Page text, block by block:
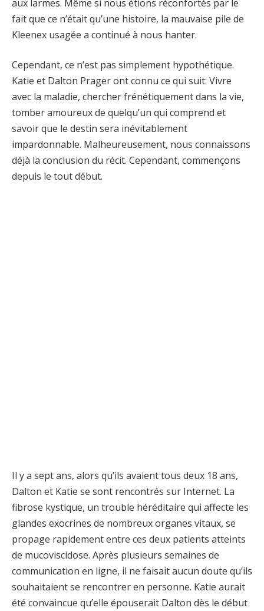
aux larmes. Même si nous étions réconfortés par le
fait que ce n’était qu’une histoire, la mauvaise pile de
Kleenex usagée a continué à nous hanter.
Cependant, ce n’est pas simplement hypothétique.
Katie et Dalton Prager ont connu ce qui suit: Vivre
avec la maladie, chercher frénétiquement dans la vie,
tomber amoureux de quelqu’un qui comprend et
savoir que le destin sera inévitablement
impardonnable. Malheureusement, nous connaissons
déjà la conclusion du récit. Cependant, commençons
depuis le tout début.
Il y a sept ans, alors qu’ils avaient tous deux 18 ans,
Dalton et Katie se sont rencontrés sur Internet. La
fibrose kystique, un trouble héréditaire qui affecte les
glandes exocrines de nombreux organes vitaux, se
propage rapidement entre ces deux patients atteints
de mucoviscidose. Après plusieurs semaines de
communication en ligne, il ne faisait aucun doute qu’ils
souhaitaient se rencontrer en personne. Katie aurait
été convaincue qu’elle épouserait Dalton dès le début